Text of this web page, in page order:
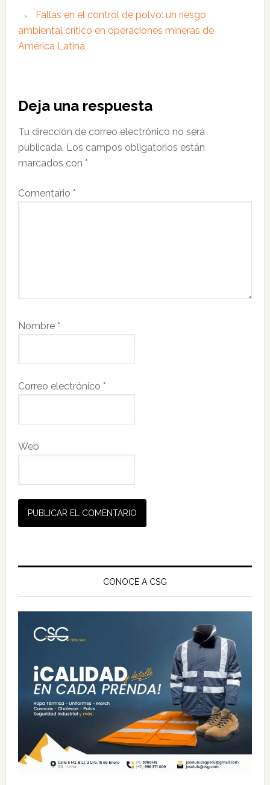
Fallas en el control de polvo: un riesgo
ambiental crítico en operaciones mineras de
América Latina
Interacciones
con
los
lectores
Deja una respuesta
Tu dirección de correo electrónico no será
publicada. Los campos obligatorios están
marcados con *
Comentario *
Nombre *
Correo electrónico *
Web
Barra
principal
CONOCE A CSG